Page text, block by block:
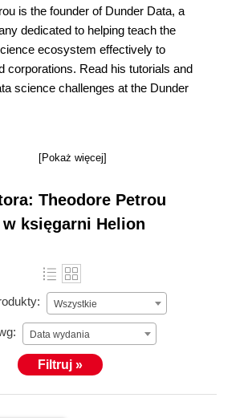
is the founder of Dunder Data, a
dedicated to helping teach the
ecosystem effectively to
corporations. Read his tutorials and
science challenges at the Dunder
[Pokaż więcej]
Theodore Petrou
księgarni Helion
Wszystkie
Data wydania
Filtruj »